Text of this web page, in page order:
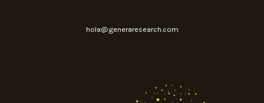
hola@generaresearch.com